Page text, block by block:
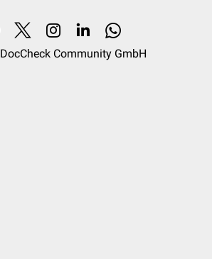
DocCheck Community GmbH